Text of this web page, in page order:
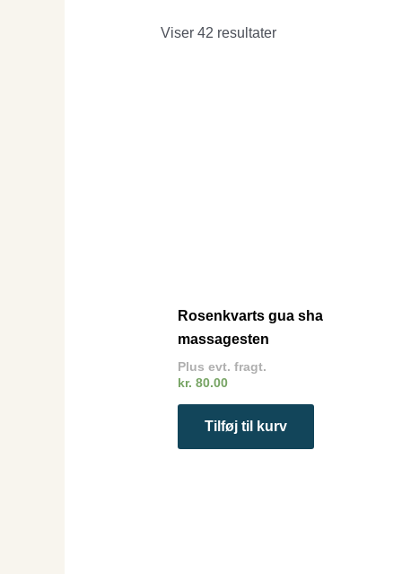
Viser 42 resultater
Rosenkvarts gua sha
massagesten
Plus evt. fragt.
kr. 80.00
Tilføj til kurv